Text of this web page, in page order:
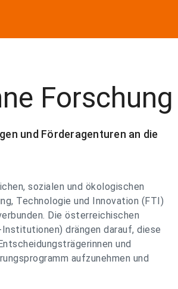
Forschung
und Förderagenturen an die
sozialen und ökologischen
Technologie und Innovation (FTI)
Die österreichischen
drängen darauf, diese
und
aufzunehmen und